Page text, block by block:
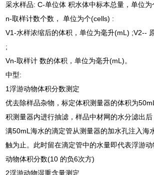
采水样品: C-单位体 积水体中标本总量，单位
n-取样计数个数， 单位为个(cells) :
V1-水样浓缩后的体积，单位为毫升(mL) ;V2--
;
Vn-取样计 数的体积，单位为毫升(mL)。
中型:
1浮游动物体积分数测定
优去除样品杂物，标定体积测量器的体积为
积测量器内进行抽滤，样品中材网的水分滤出
满50mL海水的滴定管从测量器的加水孔注入海
触为止。此时留在滴定管中的水量即代表浮游
动物体积分数(10 的负6次方)
2浮游动物湿重含量测定